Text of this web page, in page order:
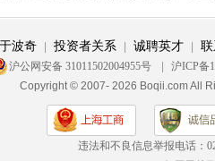
波奇 投资者关系 诚聘英才
沪公网安备 31011502004955号
沪ICP备
Copyright © 2007- 2026 Boqii.com All
违法和不良信息举报电话：